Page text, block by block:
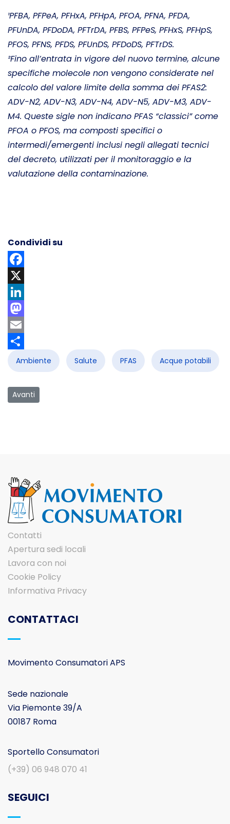
¹PFBA, PFPeA, PFHxA, PFHpA, PFOA, PFNA, PFDA,
PFUnDA, PFDoDA, PFTrDA, PFBS, PFPeS, PFHxS, PFHpS,
PFOS, PFNS, PFDS, PFUnDS, PFDoDS, PFTrDS.
²Fino all’entrata in vigore del nuovo termine, alcune
specifiche molecole non vengono considerate nel
calcolo del valore limite della somma dei PFAS2:
ADV-N2, ADV-N3, ADV-N4, ADV-N5, ADV-M3, ADV-
M4. Queste sigle non indicano PFAS “classici” come
PFOA o PFOS, ma composti specifici o
intermedi/emergenti inclusi negli allegati tecnici
del decreto, utilizzati per il monitoraggio e la
valutazione della contaminazione.
Condividi su
Facebook
X
LinkedIn
Mastodon
Email
Share
Ambiente Salute PFAS Acque potabili
Articolo successivo: Salute e stili di vita
Avanti
Contatti
Apertura sedi locali
Lavora con noi
Cookie Policy
Informativa Privacy
CONTATTACI
Movimento Consumatori APS
Sede nazionale
Via Piemonte 39/A
00187 Roma
Sportello Consumatori
(+39) 06 948 070 41
SEGUICI